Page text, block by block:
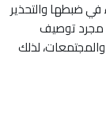
في ضبطها والتحذير
مجرد توصيف
لذلك